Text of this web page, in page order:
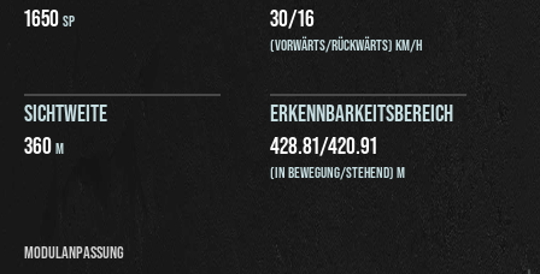
1650SP
30/16
(VORWÄRTS/RÜCKWÄRTS) KM/H
SICHTWEITE
360M
ERKENNBARKEITSBEREICH
428.81/420.91
(IN BEWEGUNG/STEHEND) M
MODULANPASSUNG